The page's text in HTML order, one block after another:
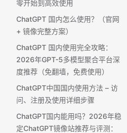
零开始到高效使用
ChatGPT 国内怎么使用？（官网
+ 镜像完整方案） ​
ChatGPT 国内使用完全攻略：
2026年GPT-5多模型聚合平台深
度推荐（免翻墙，免费使用）
ChatGPT中国国内使用方法 – 访
问、注册及使用详细步骤
ChatGPT国内能用吗？2026年稳
定ChatGPT镜像站推荐与评测：